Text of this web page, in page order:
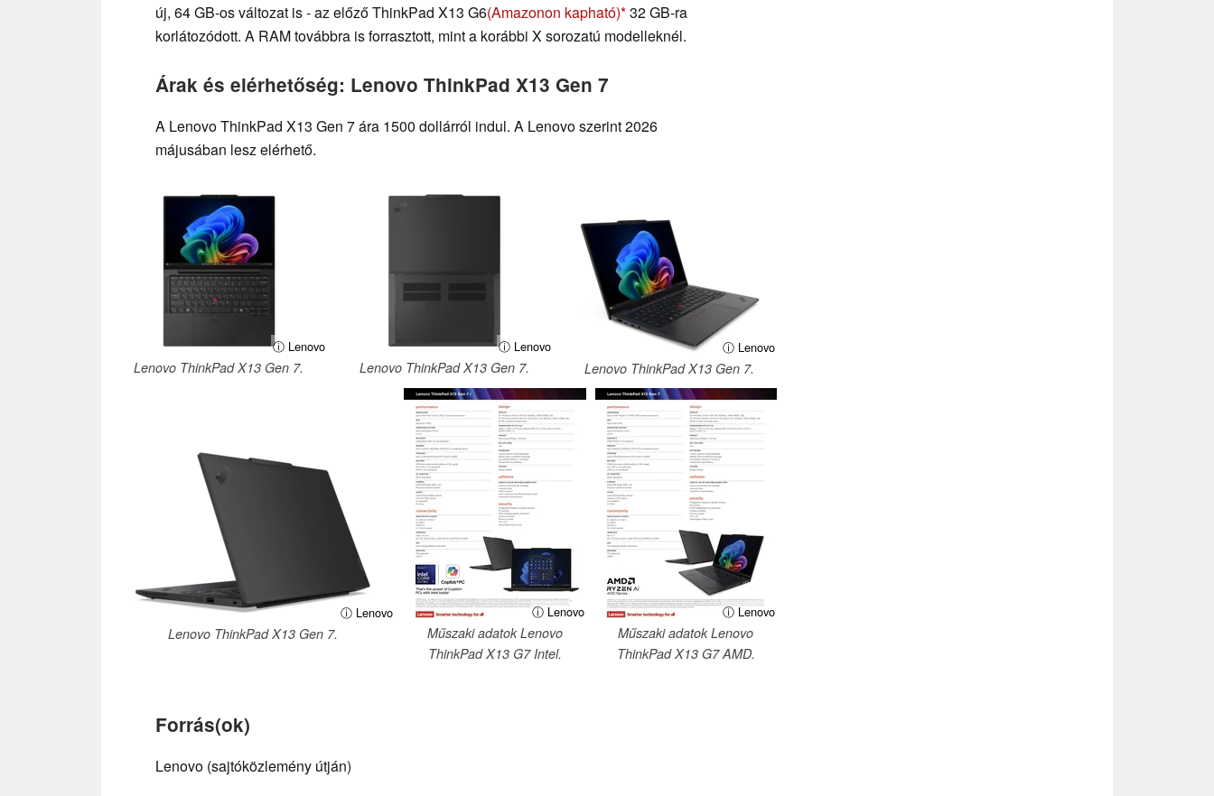
új, 64 GB-os változat is - az előző ThinkPad X13 G6(Amazonon kapható) 32 GB-ra
korlátozódott. A RAM továbbra is forrasztott, mint a korábbi X sorozatú modelleknél.
Árak és elérhetőség: Lenovo ThinkPad X13 Gen 7
A Lenovo ThinkPad X13 Gen 7 ára 1500 dollárról indul. A Lenovo szerint 2026
májusában lesz elérhető.
ⓘ Lenovo
Lenovo ThinkPad X13 Gen 7.
ⓘ Lenovo
Lenovo ThinkPad X13 Gen 7.
ⓘ Lenovo
Lenovo ThinkPad X13 Gen 7.
ⓘ Lenovo
Lenovo ThinkPad X13 Gen 7.
ⓘ Lenovo
Műszaki adatok Lenovo
ThinkPad X13 G7 Intel.
ⓘ Lenovo
Műszaki adatok Lenovo
ThinkPad X13 G7 AMD.
Forrás(ok)
Lenovo (sajtóközlemény útján)